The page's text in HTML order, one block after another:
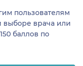
пользователям
врача или
баллов по